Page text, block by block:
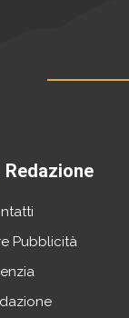
Redazione
Pubblicità